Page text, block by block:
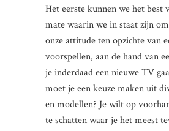
Het eerste kunnen we het best
mate waarin we in staat zijn
onze attitude ten opzichte van
voorspellen, aan de hand van
je inderdaad een nieuwe TV
moet je een keuze maken uit
en modellen? Je wilt op
te schatten waar je het meest